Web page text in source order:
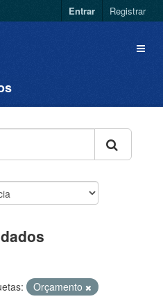
Entrar Registrar
Orçamento